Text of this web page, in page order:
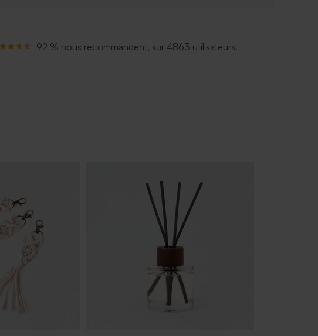
92 % nous recommandent, sur 4863 utilisateurs.